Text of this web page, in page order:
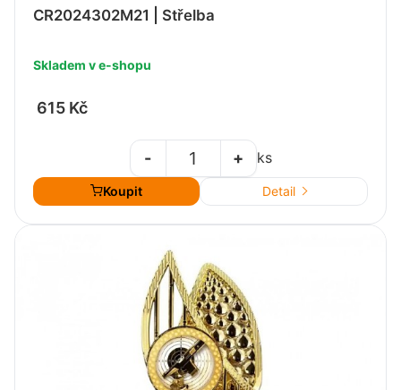
CR2024302M21 | Střelba
Skladem v e-shopu
615 Kč
+
- ks
Koupit Detail